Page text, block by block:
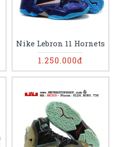
Nike Lebron 11 Hornets
1.250.000đ